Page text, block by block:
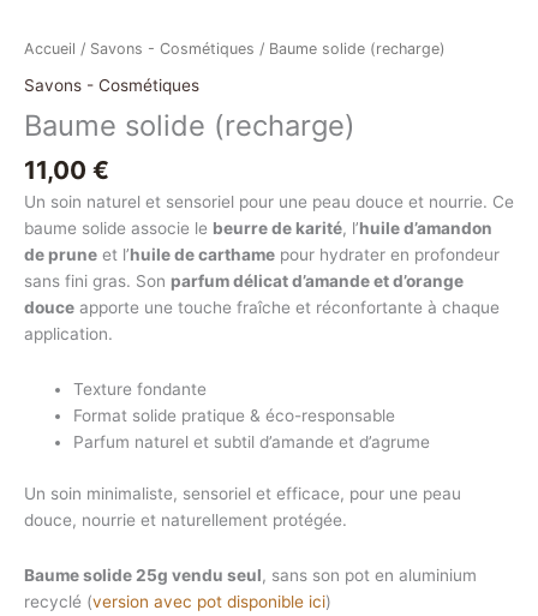
Accueil / Savons - Cosmétiques / Baume solide (recharge)
Savons - Cosmétiques
Baume solide (recharge)
11,00 €
Un soin naturel et sensoriel pour une peau douce et nourrie. Ce
baume solide associe le beurre de karité, l’huile d’amandon
de prune et l’huile de carthame pour hydrater en profondeur
sans fini gras. Son parfum délicat d’amande et d’orange
douce apporte une touche fraîche et réconfortante à chaque
application.
Texture fondante
Format solide pratique & éco-responsable
Parfum naturel et subtil d’amande et d’agrume
Un soin minimaliste, sensoriel et efficace, pour une peau
douce, nourrie et naturellement protégée.
Baume solide 25g vendu seul, sans son pot en aluminium
recyclé (version avec pot disponible ici)